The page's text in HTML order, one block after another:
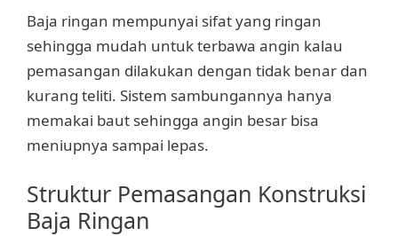
Baja ringan mempunyai sifat yang ringan
sehingga mudah untuk terbawa angin kalau
pemasangan dilakukan dengan tidak benar dan
kurang teliti. Sistem sambungannya hanya
memakai baut sehingga angin besar bisa
meniupnya sampai lepas.
Struktur Pemasangan Konstruksi
Baja Ringan